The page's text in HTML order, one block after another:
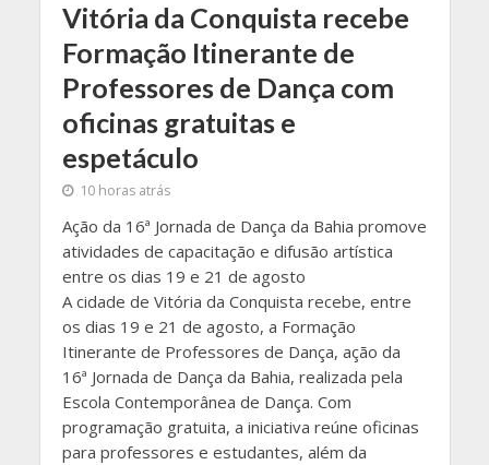
Vitória da Conquista recebe
Formação Itinerante de
Professores de Dança com
oficinas gratuitas e
espetáculo
10 horas atrás
Ação da 16ª Jornada de Dança da Bahia promove
atividades de capacitação e difusão artística
entre os dias 19 e 21 de agosto
A cidade de Vitória da Conquista recebe, entre
os dias 19 e 21 de agosto, a Formação
Itinerante de Professores de Dança, ação da
16ª Jornada de Dança da Bahia, realizada pela
Escola Contemporânea de Dança. Com
programação gratuita, a iniciativa reúne oficinas
para professores e estudantes, além da